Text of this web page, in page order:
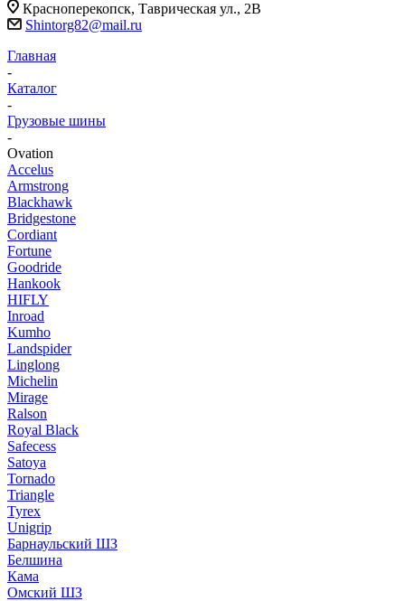
Красноперекопск, Таврическая ул., 2В
Shintorg82@mail.ru
Главная
-
Каталог
-
Грузовые шины
-
Ovation
Accelus
Armstrong
Blackhawk
Bridgestone
Cordiant
Fortune
Goodride
Hankook
HIFLY
Inroad
Kumho
Landspider
Linglong
Michelin
Mirage
Ralson
Royal Black
Safecess
Satoya
Tornado
Triangle
Tyrex
Unigrip
Барнаульский ШЗ
Белшина
Кама
Омский ШЗ